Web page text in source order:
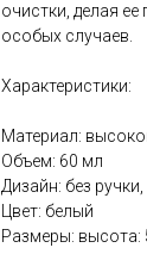
очистки, делая
особых случаев.
Характеристики:
Материал:
Объем: 60 мл
Дизайн: без
Цвет: белый
Размеры: высота: